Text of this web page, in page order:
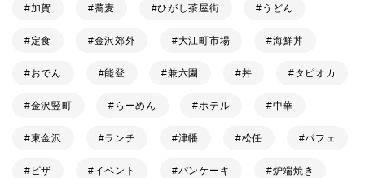
加賀 蕎麦 ひがし茶屋街 うどん
定食 金沢郊外 大江町市場 海鮮丼
おでん 能登 兼六園 丼 タピオカ
金沢竪町 らーめん ホテル 中華
東金沢 ランチ 津幡 松任 パフェ
ピザ イベント パンケーキ 炉端焼き